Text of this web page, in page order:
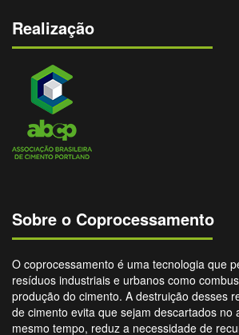
Realização
Sobre o Coprocessamento
O coprocessamento é uma tecnologia que
resíduos industriais e urbanos como
produção do cimento. A destruição desses
de cimento evita que sejam descartados no
mesmo tempo, reduz a necessidade de